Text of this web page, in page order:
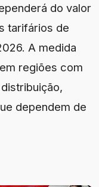
do valor
tarifários de
A medida
regiões com
dependem de